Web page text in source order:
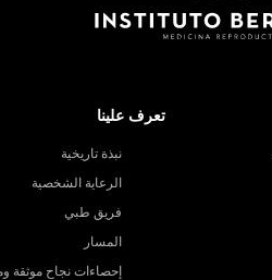
تعرف علينا
نبذة تاريخية
الرعاية الشخصية
فريق طبي
المسار
إحصاءات نجاح موثقة